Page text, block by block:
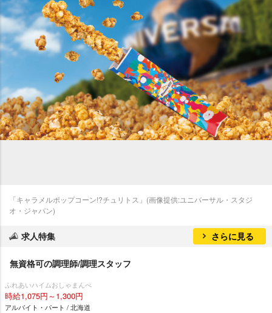
「キャラメルポップコーン!?チュリトス」(画像提供:ユニバーサル・スタジ
オ・ジャパン)
求人特集 さらに見る
無資格可の調理師/調理スタッフ
ふれあいハイムおしゃまんべ
時給1,075円～1,300円
アルバイト・パート / 北海道